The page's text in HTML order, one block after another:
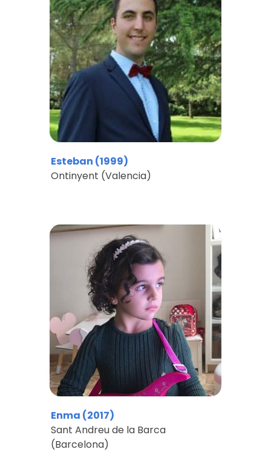
Esteban (1999)
Ontinyent (Valencia)
Enma (2017)
Sant Andreu de la Barca
(Barcelona)